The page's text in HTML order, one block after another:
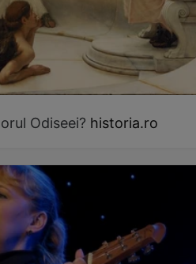
Odiseei? historia.ro